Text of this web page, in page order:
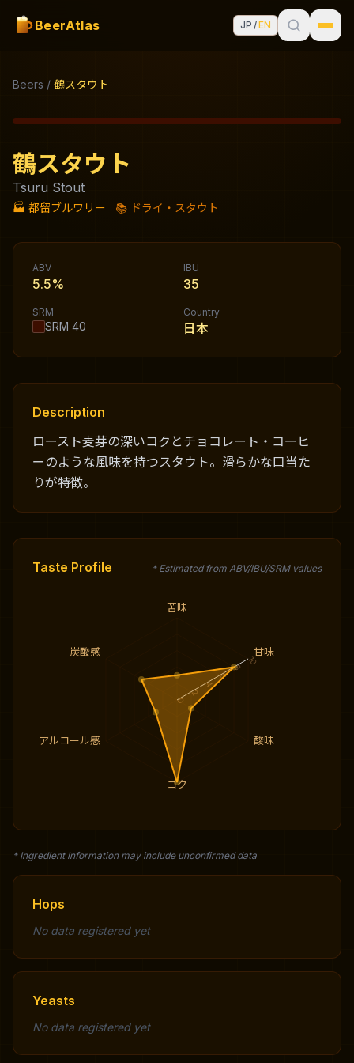
BeerAtlas JP /EN
Beers / 鶴スタウト
鶴スタウト
Tsuru Stout
🏭 都留ブルワリー 📚 ドライ・スタウト
ABV
5.5%
IBU
35
SRM
SRM 40
Country
日本
Description
ロースト麦芽の深いコクとチョコレート・コーヒ
ーのような風味を持つスタウト。滑らかな口当た
りが特徴。
Taste Profile * Estimated from ABV/IBU/SRM values
苦味
甘味
酸味
コク
アルコール感
炭酸感
0
2
4
6
8
10
* Ingredient information may include unconfirmed data
Hops
No data registered yet
Yeasts
No data registered yet